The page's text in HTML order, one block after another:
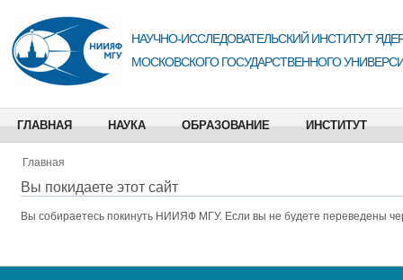
НАУЧНО-ИССЛЕДОВАТЕЛЬСКИЙ ИНСТИТУТ
МОСКОВСКОГО ГОСУДАРСТВЕННОГО
ГЛАВНАЯ НАУКА ОБРАЗОВАНИЕ ИНСТИТУТ
Главная
Вы покидаете этот сайт
Вы собираетесь покинуть НИИЯФ МГУ. Если вы не будете переведены